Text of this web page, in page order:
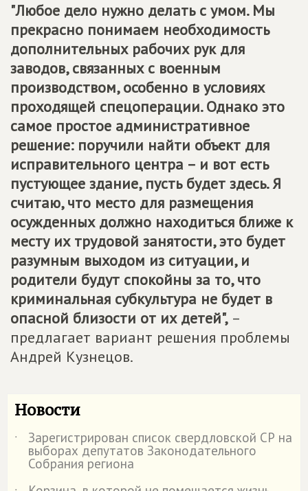
"Любое дело нужно делать с умом. Мы
прекрасно понимаем необходимость
дополнительных рабочих рук для
заводов, связанных с военным
производством, особенно в условиях
проходящей спецоперации. Однако это
самое простое административное
решение: поручили найти объект для
исправительного центра – и вот есть
пустующее здание, пусть будет здесь. Я
считаю, что место для размещения
осужденных должно находиться ближе к
месту их трудовой занятости, это будет
разумным выходом из ситуации, и
родители будут спокойны за то, что
криминальная субкультура не будет в
опасной близости от их детей", –
предлагает вариант решения проблемы
Андрей Кузнецов.
Новости
˙ Зарегистрирован список свердловской СР на
выборах депутатов Законодательного
Собрания региона